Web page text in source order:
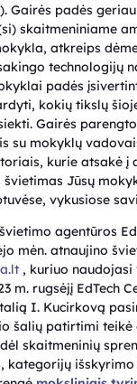
Gairės padės
skaitmeniniame
atkreips
technologijų
padės
kokių tikslų
Gairės
su mokyklų
kurie atsakė į
švietimas Jūsų
vykusiose
agentūros
mėn. atnaujino
, kuriuo naudojasi
m. rugsėjį EdTech
I. Kucirkovą
šalių patirtimi teikė
skaitmeninių
kategorijų